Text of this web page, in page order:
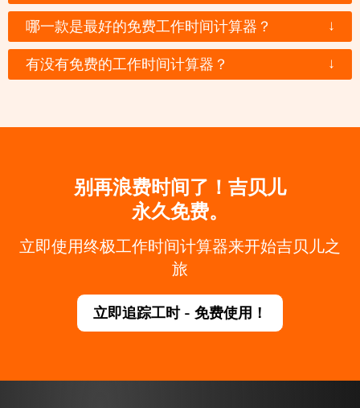
哪一款是最好的免费工作时间计算器？ ↓
有没有免费的工作时间计算器？ ↓
别再浪费时间了！吉贝儿
永久免费。
立即使用终极工作时间计算器来开始吉贝儿之
旅
立即追踪工时 - 免费使用！